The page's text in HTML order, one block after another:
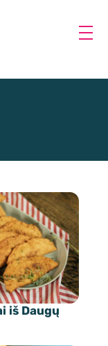
iš Daugų